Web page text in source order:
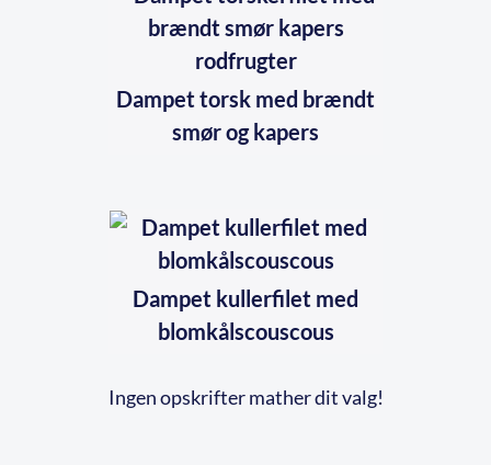
Dampet torsk med brændt
smør og kapers
Dampet kullerfilet med
blomkålscouscous
Ingen opskrifter mather dit valg!